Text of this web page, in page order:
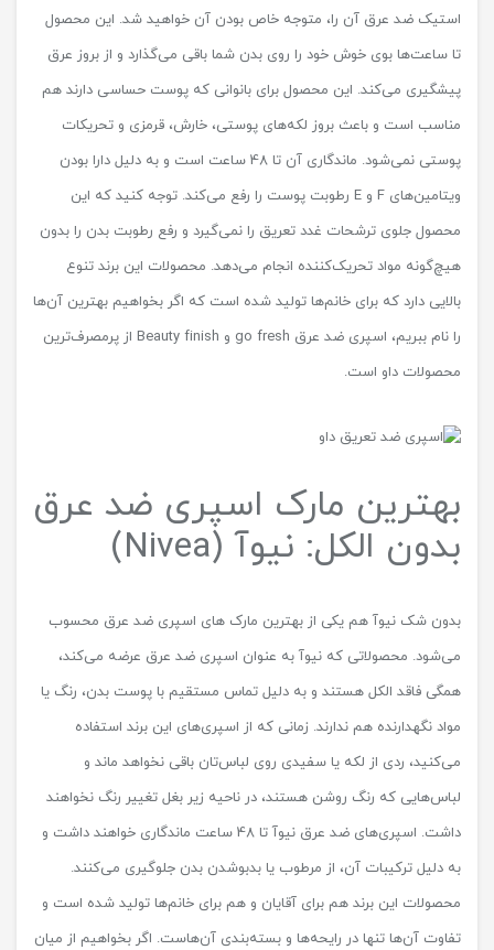
استیک ضد عرق آن را، متوجه خاص بودن آن خواهید شد. این محصول
تا ساعت‌ها بوی خوش خود را روی بدن شما باقی می‌گذارد و از بروز عرق
پیشگیری می‌کند. این محصول برای بانوانی که پوست حساسی دارند هم
مناسب است و باعث بروز لکه‌های پوستی، خارش، قرمزی و تحریکات
پوستی نمی‌شود. ماندگاری آن تا 48 ساعت است و به دلیل دارا بودن
ویتامین‌های F و E رطوبت پوست را رفع می‌کند. توجه کنید که این
محصول جلوی ترشحات غدد تعریق را نمی‌گیرد و رفع رطوبت بدن را بدون
هیچ‌گونه مواد تحریک‌کننده انجام می‌دهد. محصولات این برند تنوع
بالایی دارد که برای خانم‌ها تولید شده است که اگر بخواهیم بهترین آن‌ها
را نام ببریم، اسپری ضد عرق go fresh و Beauty finish از پرمصرف‌ترین
محصولات داو است.
بهترین مارک اسپری ضد عرق
بدون الکل: نیوآ (Nivea)
بدون شک نیوآ هم یکی از بهترین مارک های اسپری ضد عرق محسوب
می‌شود. محصولاتی که نیوآ به عنوان اسپری ضد عرق عرضه می‌کند،
همگی فاقد الکل هستند و به دلیل تماس مستقیم با پوست بدن، رنگ یا
مواد نگهدارنده هم ندارند. زمانی که از اسپری‌های این برند استفاده
می‌کنید، ردی از لکه یا سفیدی روی لباس‌تان باقی نخواهد ماند و
لباس‌هایی که رنگ روشن هستند، در ناحیه زیر بغل تغییر رنگ نخواهند
داشت. اسپری‌های ضد عرق نیوآ تا 48 ساعت ماندگاری خواهند داشت و
به دلیل ترکیبات آن، از مرطوب یا بدبو‌شدن بدن جلوگیری می‌کنند.
محصولات این برند هم برای آقایان و هم برای خانم‌ها تولید شده است و
تفاوت آن‌ها تنها در رایحه‌ها و بسته‌بندی آن‌هاست. اگر بخواهیم از میان